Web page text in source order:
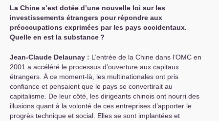
La Chine s’est dotée d’une nouvelle loi sur les
investissements étrangers pour répondre aux
préoccupations exprimées par les pays occidentaux.
Quelle en est la substance?
Jean-Claude Delaunay : L’entrée de la Chine dans l’OMC en
2001 a accéléré le processus d’ouverture aux capitaux
étrangers. À ce moment-là, les multinationales ont pris
confiance et pensaient que le pays se convertirait au
capitalisme. De leur côté, les dirigeants chinois ont nourri des
illusions quant à la volonté de ces entreprises d’apporter le
progrès technique et social. Elles se sont implantées et